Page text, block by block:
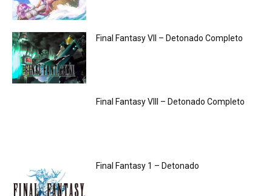
Final Fantasy VII – Detonado Completo
Final Fantasy VIII – Detonado Completo
Final Fantasy 1 – Detonado